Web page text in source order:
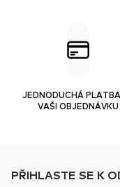
JEDNODUCHÁ
VAŠI OBJEDNÁVKU
PŘIHLASTE SE K